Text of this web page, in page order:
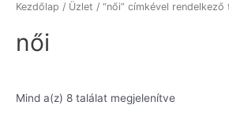
Kezdőlap / Üzlet / “női” címkével rendelkező
női
Mind a(z) 8 találat megjelenítve